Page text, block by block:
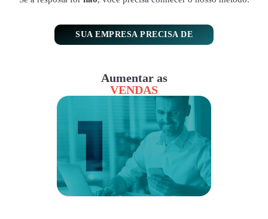
SUA EMPRESA PRECISA DE
Aumentar as
VENDAS